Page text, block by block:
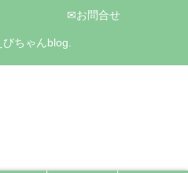
✉お問合せ
ちゃんblog.